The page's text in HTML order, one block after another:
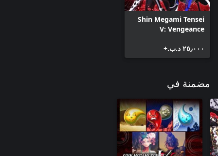
Shin Megami Tensei
V: Vengeance
٢٥٫٠٠٠ د.ب.‏+
مضمنة في